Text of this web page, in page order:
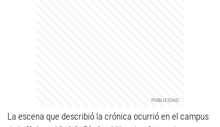
La escena que describió la crónica ocurrió en el campus